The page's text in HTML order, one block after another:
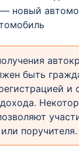
новый
быть
и
поручителя.